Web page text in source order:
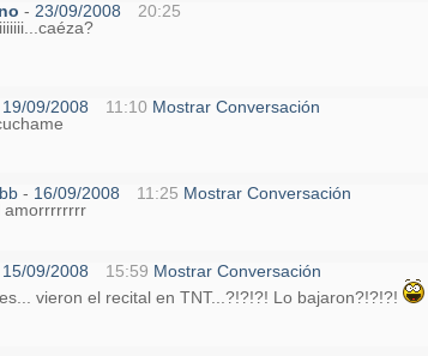
- 23/09/2008
20:25
19/09/2008 11:10 Mostrar Conversación
- 16/09/2008 11:25 Mostrar Conversación
amorrrrrrrr
15/09/2008 15:59 Mostrar Conversación
vieron el recital en TNT...?!?!?! Lo bajaron?!?!?!